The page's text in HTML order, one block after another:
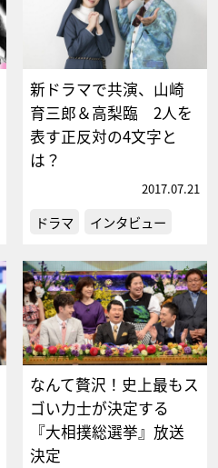
新ドラマで共演、山崎
育三郎＆高梨臨 2人を
表す正反対の4文字と
は？
2017.07.21
ドラマ インタビュー
なんて贅沢！史上最もス
ゴい力士が決定する
『大相撲総選挙』放送
決定